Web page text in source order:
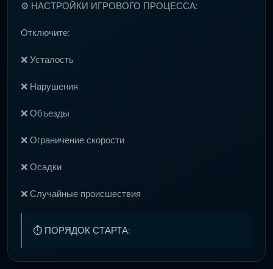
⚙️ НАСТРОЙКИ ИГРОВОГО ПРОЦЕССА:
Отключите:
❌ Усталость
❌ Нарушения
❌ Объезды
❌ Ограничение скорости
❌ Осадки
❌ Случайные происшествия
⏱ ПОРЯДОК СТАРТА: